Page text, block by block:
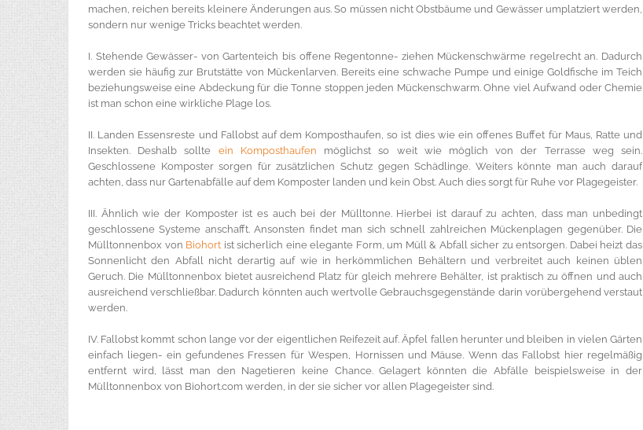
machen, reichen bereits kleinere Änderungen aus. So müssen nicht Obstbäume und Gewässer umplatziert werden,
sondern nur wenige Tricks beachtet werden.
I. Stehende Gewässer- von Gartenteich bis offene Regentonne- ziehen Mückenschwärme regelrecht an. Dadurch
werden sie häufig zur Brutstätte von Mückenlarven. Bereits eine schwache Pumpe und einige Goldfische im Teich
beziehungsweise eine Abdeckung für die Tonne stoppen jeden Mückenschwarm. Ohne viel Aufwand oder Chemie
ist man schon eine wirkliche Plage los.
II. Landen Essensreste und Fallobst auf dem Komposthaufen, so ist dies wie ein offenes Buffet für Maus, Ratte und
Insekten. Deshalb sollte ein Komposthaufen möglichst so weit wie möglich von der Terrasse weg sein.
Geschlossene Komposter sorgen für zusätzlichen Schutz gegen Schädlinge. Weiters könnte man auch darauf
achten, dass nur Gartenabfälle auf dem Komposter landen und kein Obst. Auch dies sorgt für Ruhe vor Plagegeister.
III. Ähnlich wie der Komposter ist es auch bei der Mülltonne. Hierbei ist darauf zu achten, dass man unbedingt
geschlossene Systeme anschafft. Ansonsten findet man sich schnell zahlreichen Mückenplagen gegenüber. Die
Mülltonnenbox von Biohort ist sicherlich eine elegante Form, um Müll & Abfall sicher zu entsorgen. Dabei heizt das
Sonnenlicht den Abfall nicht derartig auf wie in herkömmlichen Behältern und verbreitet auch keinen üblen
Geruch. Die Mülltonnenbox bietet ausreichend Platz für gleich mehrere Behälter, ist praktisch zu öffnen und auch
ausreichend verschließbar. Dadurch könnten auch wertvolle Gebrauchsgegenstände darin vorübergehend verstaut
werden.
IV. Fallobst kommt schon lange vor der eigentlichen Reifezeit auf. Äpfel fallen herunter und bleiben in vielen Gärten
einfach liegen- ein gefundenes Fressen für Wespen, Hornissen und Mäuse. Wenn das Fallobst hier regelmäßig
entfernt wird, lässt man den Nagetieren keine Chance. Gelagert könnten die Abfälle beispielsweise in der
Mülltonnenbox von Biohort.com werden, in der sie sicher vor allen Plagegeister sind.